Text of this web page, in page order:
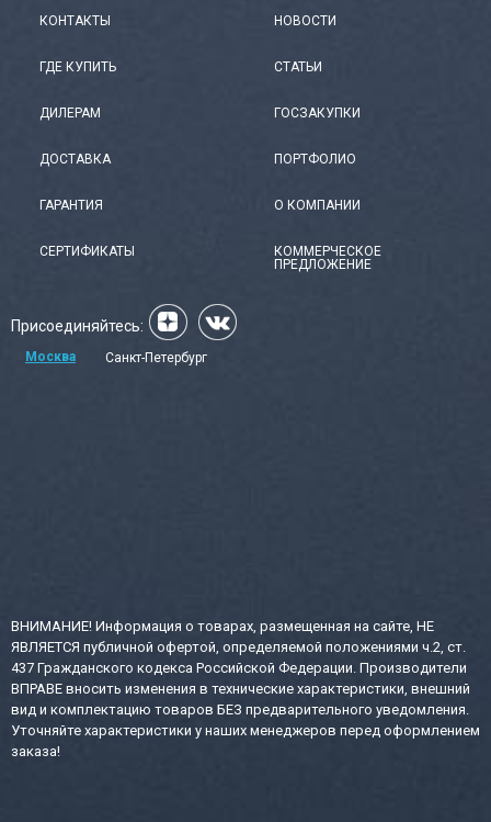
КОНТАКТЫ
ГДЕ КУПИТЬ
ДИЛЕРАМ
ДОСТАВКА
ГАРАНТИЯ
СЕРТИФИКАТЫ
НОВОСТИ
СТАТЬИ
ГОСЗАКУПКИ
ПОРТФОЛИО
О КОМПАНИИ
КОММЕРЧЕСКОЕ
ПРЕДЛОЖЕНИЕ
Присоединяйтесь:
Москва Санкт-Петербург
ВНИМАНИЕ! Информация о товарах, размещенная на сайте, НЕ
ЯВЛЯЕТСЯ публичной офертой, определяемой положениями ч.2, ст.
437 Гражданского кодекса Российской Федерации. Производители
ВПРАВЕ вносить изменения в технические характеристики, внешний
вид и комплектацию товаров БЕЗ предварительного уведомления.
Уточняйте характеристики у наших менеджеров перед оформлением
заказа!